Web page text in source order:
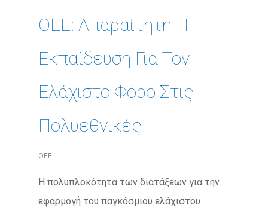
ΟΕΕ: Απαραίτητη Η
Εκπαίδευση Για Τον
Ελάχιστο Φόρο Στις
Πολυεθνικές
ΟΕΕ
Η πολυπλοκότητα των διατάξεων για την
εφαρμογή του παγκόσμιου ελάχιστου